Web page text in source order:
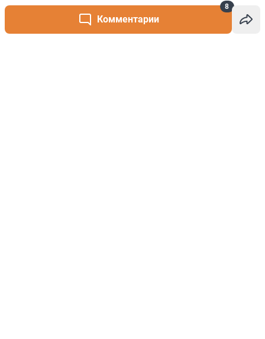
Комментарии
8